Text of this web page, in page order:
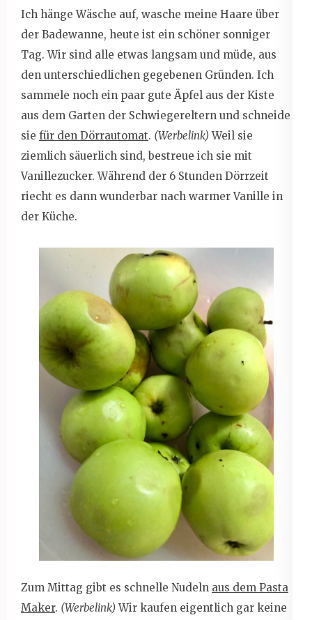
Ich hänge Wäsche auf, wasche meine Haare über
der Badewanne, heute ist ein schöner sonniger
Tag. Wir sind alle etwas langsam und müde, aus
den unterschiedlichen gegebenen Gründen. Ich
sammele noch ein paar gute Äpfel aus der Kiste
aus dem Garten der Schwiegereltern und schneide
sie für den Dörrautomat. (Werbelink)Weil sie
ziemlich säuerlich sind, bestreue ich sie mit
Vanillezucker. Während der 6 Stunden Dörrzeit
riecht es dann wunderbar nach warmer Vanille in
der Küche.
Zum Mittag gibt es schnelle Nudeln aus dem Pasta
Maker. (Werbelink)Wir kaufen eigentlich gar keine